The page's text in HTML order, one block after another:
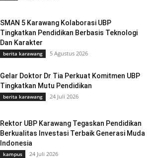
SMAN 5 Karawang Kolaborasi UBP
Tingkatkan Pendidikan Berbasis Teknologi
Dan Karakter
berita karawang 5 Agustus 2026
Gelar Doktor Dr Tia Perkuat Komitmen UBP
Tingkatkan Mutu Pendidikan
berita karawang 24 Juli 2026
Rektor UBP Karawang Tegaskan Pendidikan
Berkualitas Investasi Terbaik Generasi Muda
Indonesia
kampus 24 Juli 2026